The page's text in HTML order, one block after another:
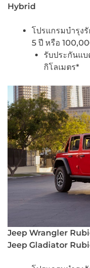
Hybrid
โปรแกรมบำรุง
5 ปี หรือ
รับประกันแบ
กิโลเมตร*
Jeep Wrangler
Jeep Gladiator